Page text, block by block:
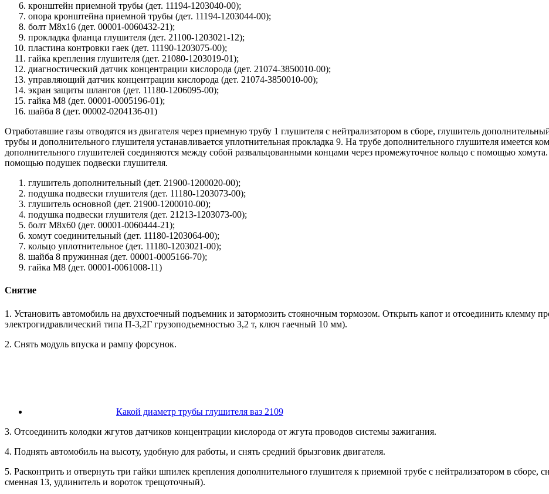
кронштейн приемной трубы (дет. 11194-1203040-00);
опора кронштейна приемной трубы (дет. 11194-1203044-00);
болт М8х16 (дет. 00001-0060432-21);
прокладка фланца глушителя (дет. 21100-1203021-12);
пластина контровки гаек (дет. 11190-1203075-00);
гайка крепления глушителя (дет. 21080-1203019-01);
диагностический датчик концентрации кислорода (дет. 21074-3850010-00);
управляющий датчик концентрации кислорода (дет. 21074-3850010-00);
экран защиты шлангов (дет. 11180-1206095-00);
гайка М8 (дет. 00001-0005196-01);
шайба 8 (дет. 00002-0204136-01)
Отработавшие газы отводятся из двигателя через приемную трубу 1 глушителя с нейтрализатором в сборе, глушитель
трубы и дополнительного глушителя устанавливается уплотнительная прокладка 9. На трубе дополнительного глушителя имеется
дополнительного глушителей соединяются между собой развальцованными концами через промежуточное кольцо с помощью
помощью подушек подвески глушителя.
глушитель дополнительный (дет. 21900-1200020-00);
подушка подвески глушителя (дет. 11180-1203073-00);
глушитель основной (дет. 21900-1200010-00);
подушка подвески глушителя (дет. 21213-1203073-00);
болт М8х60 (дет. 00001-0060444-21);
хомут соединительный (дет. 11180-1203064-00);
кольцо уплотнительное (дет. 11180-1203021-00);
шайба 8 пружинная (дет. 00001-0005166-70);
гайка М8 (дет. 00001-0061008-11)
Снятие
1. Установить автомобиль на двухстоечный подъемник и затормозить стояночным тормозом. Открыть капот и отсоединить клемму
электрогидравлический типа П-3,2Г грузоподъемностью 3,2 т, ключ гаечный 10 мм).
2. Снять модуль впуска и рампу форсунок.
Какой диаметр трубы глушителя ваз 2109
3. Отсоединить колодки жгутов датчиков концентрации кислорода от жгута проводов системы зажигания.
4. Поднять автомобиль на высоту, удобную для работы, и снять средний брызговик двигателя.
5. Расконтрить и отвернуть три гайки шпилек крепления дополнительного глушителя к приемной трубе с нейтрализатором в сборе,
сменная 13, удлинитель и вороток трещоточный).